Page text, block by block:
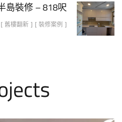
島裝修 – 818呎
舊樓翻新 ] [ 裝修案例 ]